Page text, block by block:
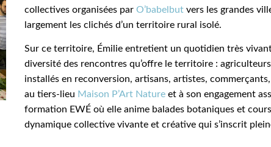
collectives organisées par O’babelbutvers les grandes
largement les clichés d’un territoire rural isolé.
Sur ce territoire, Émilie entretient un quotidien très
diversité des rencontres qu’offre le territoire :
installés en reconversion, artisans, artistes,
au tiers-lieu Maison P’Art Natureet à son engagement
formation EWÉ où elle anime balades botaniques et
dynamique collective vivante et créative qui s’inscrit